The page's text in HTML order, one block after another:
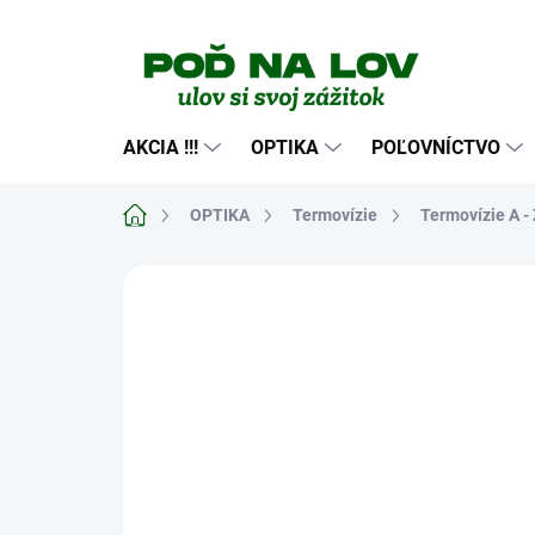
AKCIA !!! OPTIKA POĽOVNÍCTVO
DomovOPTIKA Termovízie Termovízie A -